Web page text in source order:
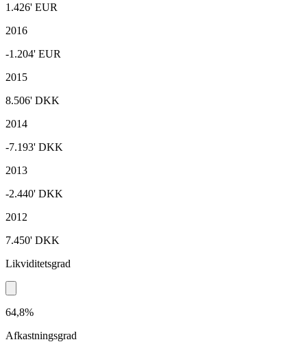
1.426' EUR
2016
-1.204' EUR
2015
8.506' DKK
2014
-7.193' DKK
2013
-2.440' DKK
2012
7.450' DKK
Likviditetsgrad
64,8%
Afkastningsgrad